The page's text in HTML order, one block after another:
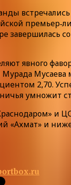
встречались
завершилась
явного
Мусаева
2,70.
умножит
и
«Ахмат» и